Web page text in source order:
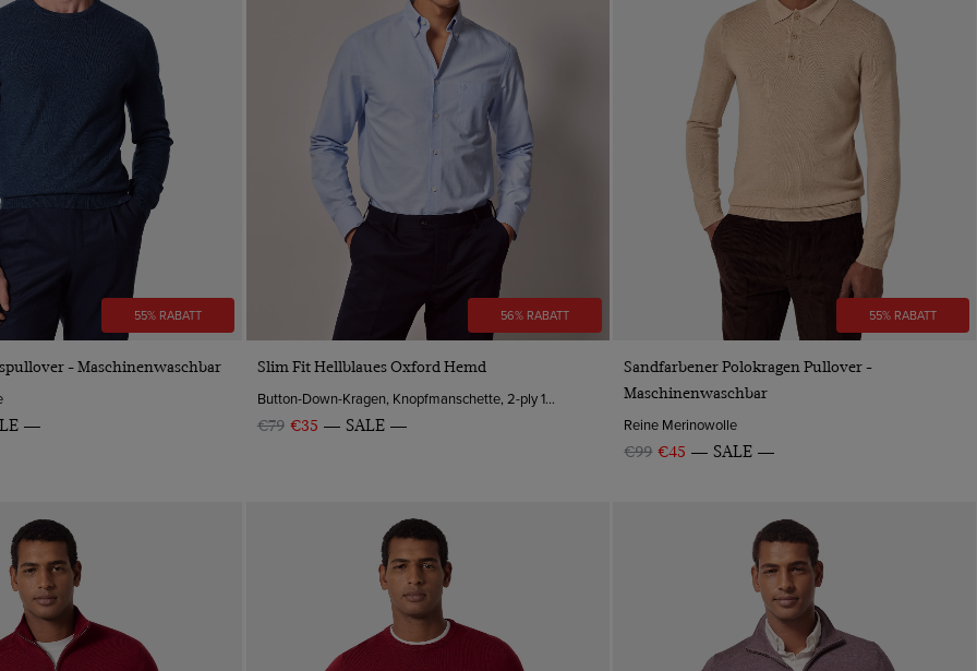
55% RABATT
VORSCHAU- Maschinenwaschbar
56% RABATT
VORSCHAU
Slim Fit Hellblaues Oxford Hemd
Button-Down-Kragen, Knopfmanschette, 2-ply 100s Baumwolle
€79 €35 SALE
55% RABATT
VORSCHAU
Sandfarbener Polokragen Pullover -
Maschinenwaschbar
Reine Merinowolle
€99 €45 SALE